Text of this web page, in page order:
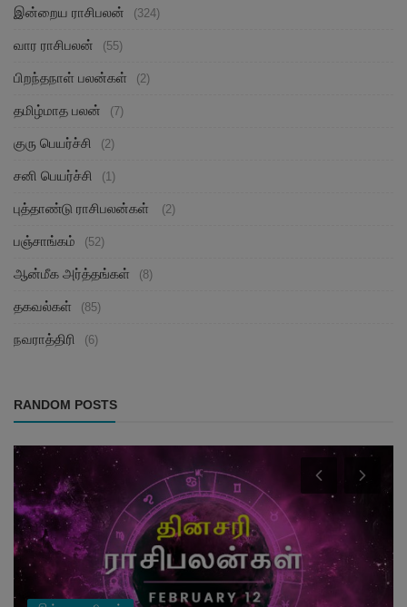
இன்றைய ராசிபலன் (324)
வார ராசிபலன் (55)
பிறந்தநாள் பலன்கள் (2)
தமிழ்மாத பலன் (7)
குரு பெயர்ச்சி (2)
சனி பெயர்ச்சி (1)
புத்தாண்டு ராசிபலன்கள் (2)
பஞ்சாங்கம் (52)
ஆன்மீக அர்த்தங்கள் (8)
தகவல்கள் (85)
நவராத்திரி (6)
RANDOM POSTS